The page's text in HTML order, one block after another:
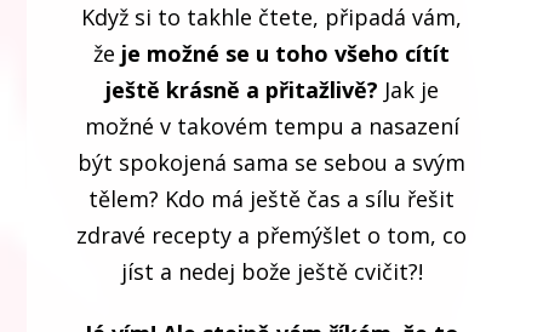
Když si to takhle čtete, připadá vám,
že je možné se u toho všeho cítít
ještě krásně a přitažlivě? Jak je
možné v takovém tempu a nasazení
být spokojená sama se sebou a svým
tělem? Kdo má ještě čas a sílu řešit
zdravé recepty a přemýšlet o tom, co
jíst a nedej bože ještě cvičit?!